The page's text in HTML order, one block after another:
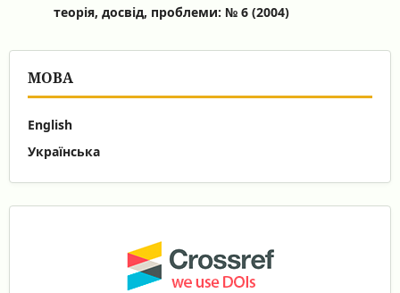
теорія, досвід, проблеми: № 6 (2004)
МОВА
English
Українська